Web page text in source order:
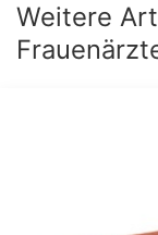
Weitere